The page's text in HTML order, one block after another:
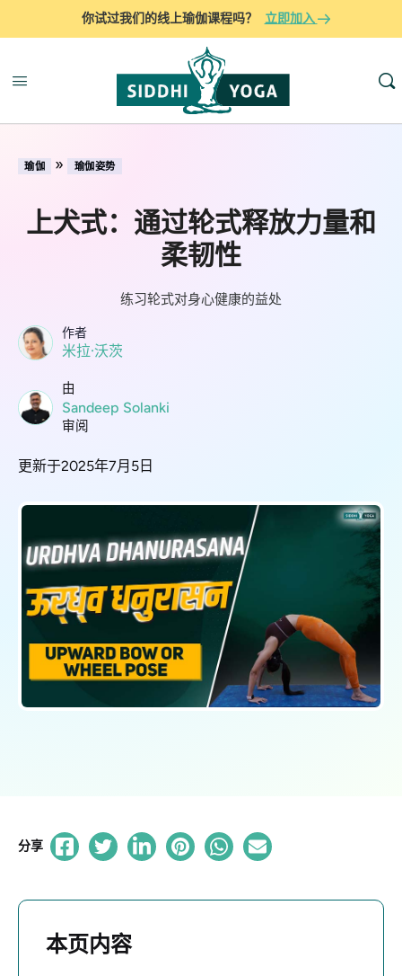
你试过我们的线上瑜伽课程吗？ 立即加入
瑜伽 » 瑜伽姿势
上犬式：通过轮式释放力量和
柔韧性
练习轮式对身心健康的益处
作者
米拉·沃茨
由
Sandeep Solanki
审阅
更新于2025年7月5日
分享
本页内容